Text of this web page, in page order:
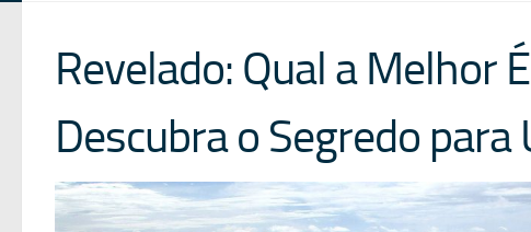
Revelado: Qual a Melhor
Descubra o Segredo